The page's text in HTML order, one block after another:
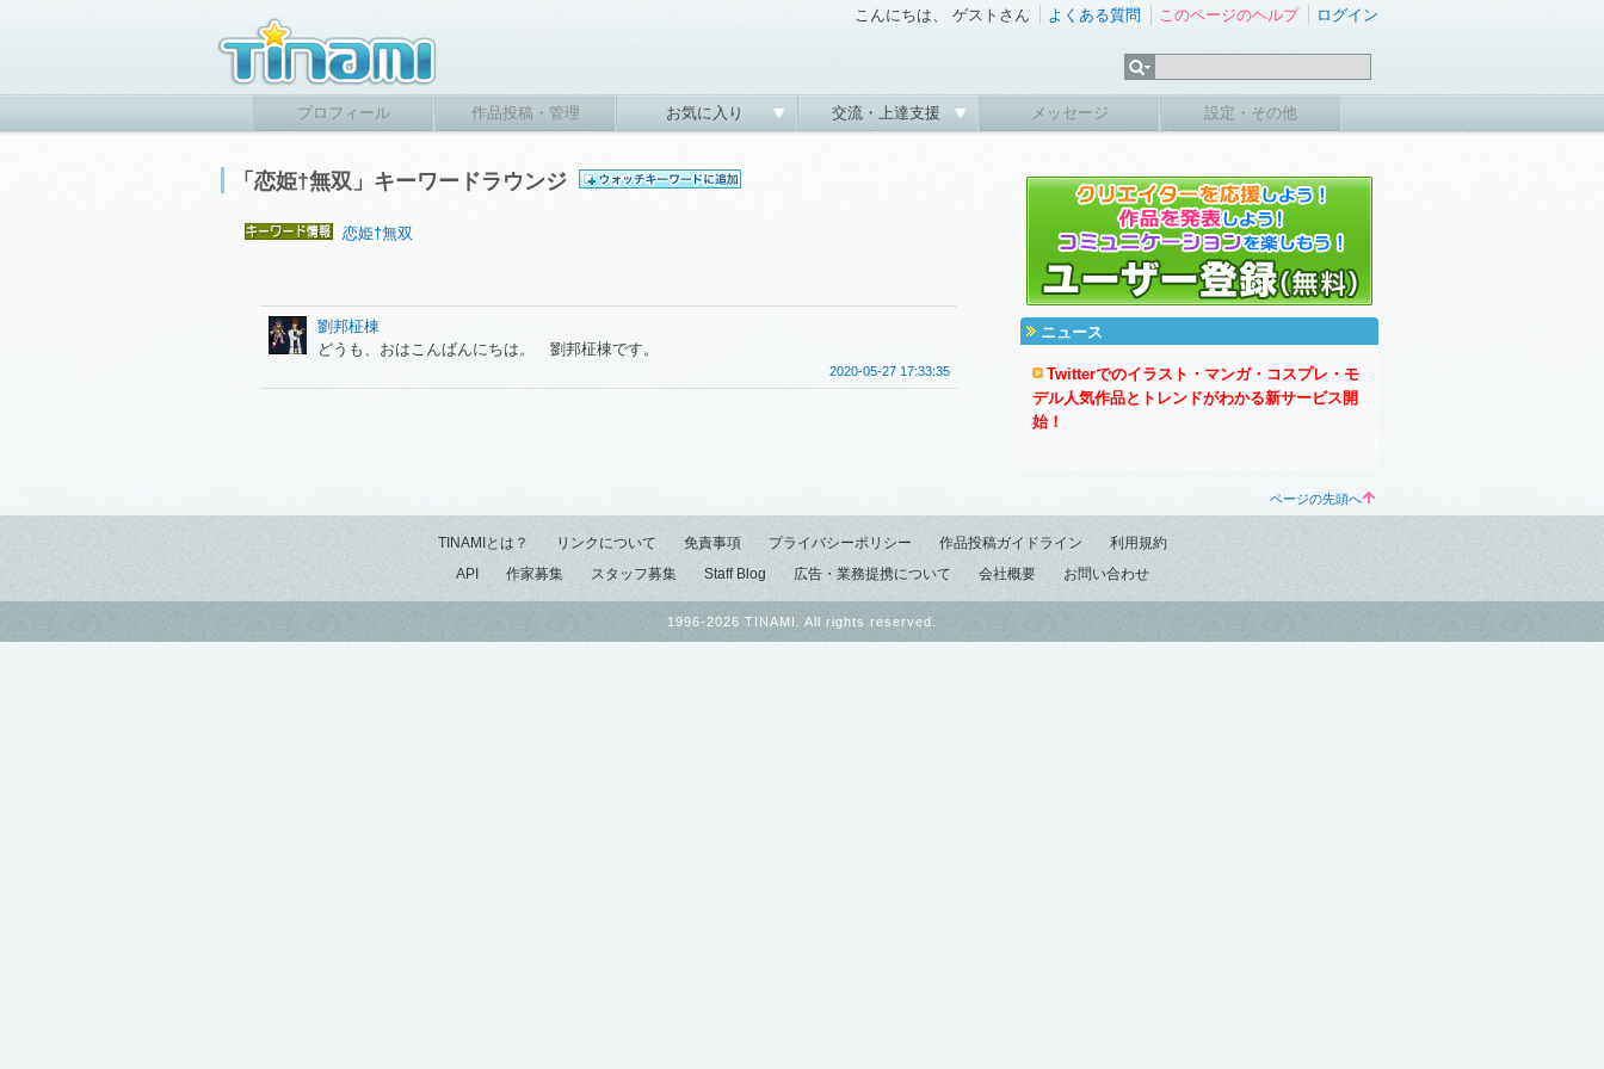
こんにちは、 ゲストさん よくある質問 このページのヘルプ ログイン
プロフィール 作品投稿・管理 お気に入り 交流・上達支援 メッセージ 設定・その他
「恋姫†無双」キーワードラウンジ
恋姫†無双
劉邦柾棟
どうも、おはこんばんにちは。 劉邦柾棟です。
2020-05-27 17:33:35
ニュース
Twitterでのイラスト・マンガ・コスプレ・モ
デル人気作品とトレンドがわかる新サービス開
始！
ページの先頭へ
TINAMIとは？ リンクについて 免責事項 プライバシーポリシー 作品投稿ガイドライン
利用規約
API
作家募集 スタッフ募集 Staff Blog 広告・業務提携について 会社概要 お問い合わせ
1996-2026 TINAMI. All rights reserved.